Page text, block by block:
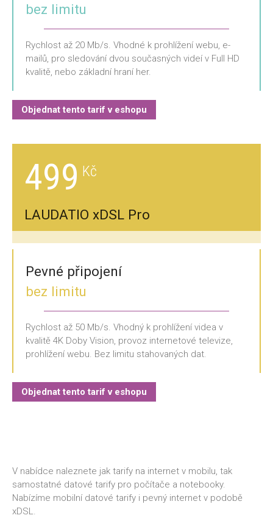
bez limitu
Rychlost až 20 Mb/s. Vhodné k prohlížení webu, e-
mailů, pro sledování dvou současných videí v Full HD
kvalitě, nebo základní hraní her.
Objednat tento tarif v eshopu
499
LAUDATIO xDSL Pro
Pevné připojení
bez limitu
Rychlost až 50 Mb/s. Vhodný k prohlížení videa v
kvalitě 4K Doby Vision, provoz internetové televize,
prohlížení webu. Bez limitu stahovaných dat.
Objednat tento tarif v eshopu
V nabídce naleznete jak tarify na internet v mobilu, tak
samostatné datové tarify pro počítače a notebooky.
Nabízíme mobilní datové tarify i pevný internet v podobě
xDSL.